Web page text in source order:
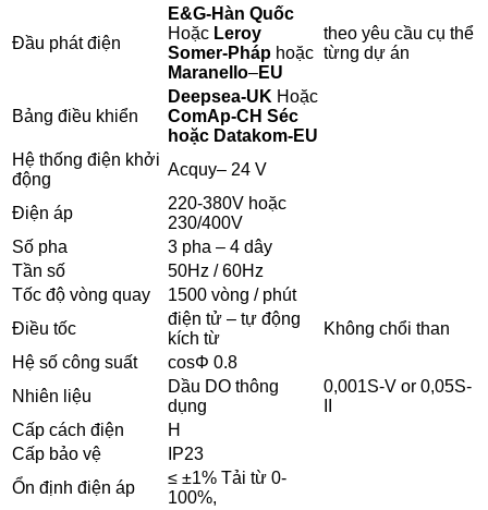
Đầu phát điện
E&G-Hàn Quốc
Hoặc Leroy
Somer-Pháp hoặc
Maranello–EU
theo yêu cầu cụ thể
từng dự án
Bảng điều khiển
Deepsea-UK Hoặc
ComAp-CH Séc
hoặc Datakom-EU
Hệ thống điện khởi
động
Acquy– 24 V
Điện áp
220-380V hoặc
230/400V
Số pha
3 pha – 4 dây
Tần số
50Hz / 60Hz
Tốc độ vòng quay
1500 vòng / phút
Điều tốc
điện tử – tự động
kích từ
Không chổi than
Hệ số công suất
cosΦ 0.8
Nhiên liệu
Dầu DO thông
dụng
0,001S-V or 0,05S-
Cấp cách điện
H
Cấp bảo vệ
IP23
Ổn định điện áp
≤ ±1% Tải từ 0-
100%,